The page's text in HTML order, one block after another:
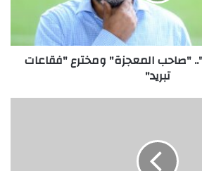
"صاحب المعجزة" ومخترع "فقاعات
تبريد"